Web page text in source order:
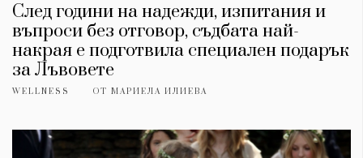
След години на надежди, изпитания и
въпроси без отговор, съдбата най-
накрая е подготвила специален подарък
за Лъвовете
WELLNESS ОТ МАРИЕЛА ИЛИЕВА
Wine&Dine
Условия за